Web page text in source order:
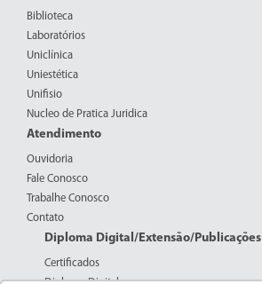
Biblioteca
Laboratórios
Uniclínica
Uniestética
Unifisio
Nucleo de Pratica Juridica
Atendimento
Ouvidoria
Fale Conosco
Trabalhe Conosco
Contato
Diploma Digital/Extensão/Publicações
Certificados